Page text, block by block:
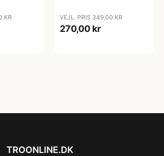
KR VEJL. PRIS 349,00 KR
270,00 kr
TROONLINE.DK